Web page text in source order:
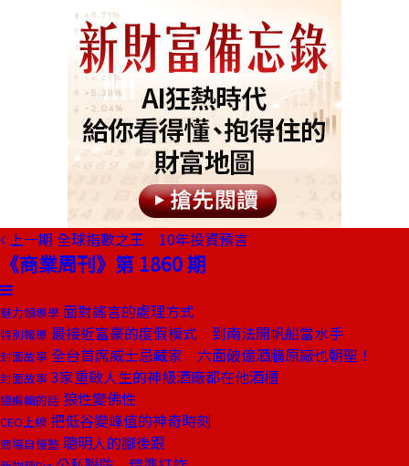
上一期 全球指數之王 10年投資預言
《商業周刊》第 1860 期
魅力領導學 面對謠言的處理方式
特別報導 最接近富豪的度假模式 到南法開帆船當水手
封面故事 全台首席威士忌藏家 六面破億酒牆原廠也朝聖！
封面故事 3家重啟人生的神級酒廠都在他酒櫃
總編輯的話 狼性變佛性
CEO上線 把低谷變峰值的神奇時刻
商場自慢塾 聰明人的腳後跟